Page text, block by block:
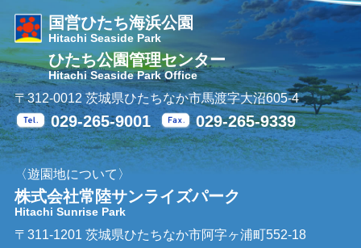
国営ひたち海浜公園
Hitachi Seaside Park
ひたち公園管理センター
Hitachi Seaside Park Office
〒312-0012 茨城県ひたちなか市馬渡字大沼605-4
Tel.
029-265-9001 Fax.
029-265-9339
〈遊園地について〉
株式会社常陸サンライズパーク
Hitachi Sunrise Park
〒311-1201 茨城県ひたちなか市阿字ヶ浦町552-18